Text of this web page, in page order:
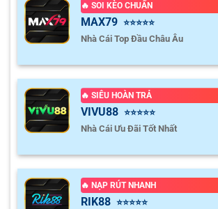
🔥 SOI KÈO CHUẨN
MAX79 ⭐⭐⭐⭐⭐
Nhà Cái Top Đầu Châu Âu
🔥 SIÊU HOÀN TRẢ
VIVU88 ⭐⭐⭐⭐⭐
Nhà Cái Ưu Đãi Tốt Nhất
🔥 NẠP RÚT NHANH
RIK88 ⭐⭐⭐⭐⭐